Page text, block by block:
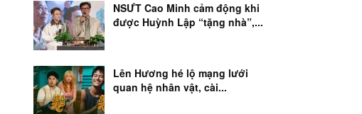
NSƯT Cao Minh cảm động khi
được Huỳnh Lập “tặng nhà”,...
Lên Hương hé lộ mạng lưới
quan hệ nhân vật, cài...